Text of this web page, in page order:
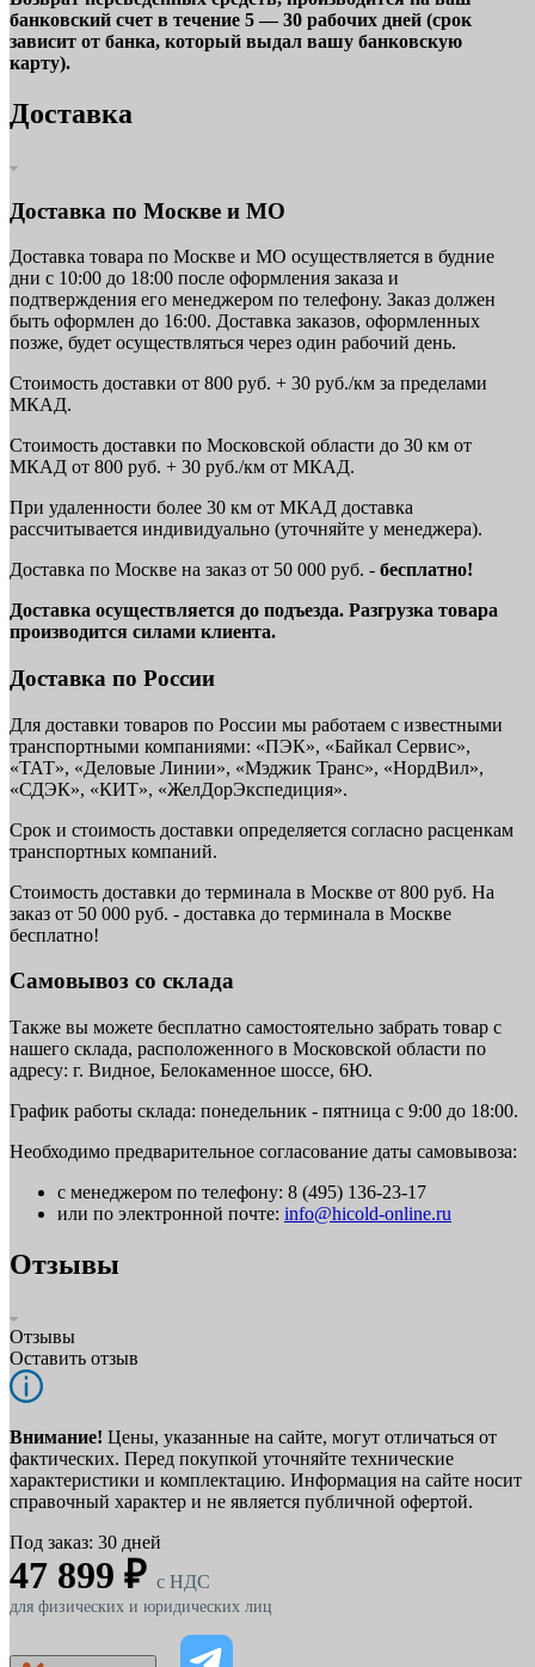
банковский счет в течение 5 — 30 рабочих дней (срок
зависит от банка, который выдал вашу банковскую
карту).
Доставка
Доставка по Москве и МО
Доставка товара по Москве и МО осуществляется в будние
дни с 10:00 до 18:00 после оформления заказа и
подтверждения его менеджером по телефону. Заказ должен
быть оформлен до 16:00. Доставка заказов, оформленных
позже, будет осуществляться через один рабочий день.
Стоимость доставки от 800 руб. + 30 руб./км за пределами
МКАД.
Стоимость доставки по Московской области до 30 км от
МКАД от 800 руб. + 30 руб./км от МКАД.
При удаленности более 30 км от МКАД доставка
рассчитывается индивидуально (уточняйте у менеджера).
Доставка по Москве на заказ от 50 000 руб. - бесплатно!
Доставка осуществляется до подъезда. Разгрузка товара
производится силами клиента.
Доставка по России
Для доставки товаров по России мы работаем с известными
транспортными компаниями: «ПЭК», «Байкал Сервис»,
«ТАТ», «Деловые Линии», «Мэджик Транс», «НордВил»,
«СДЭК», «КИТ», «ЖелДорЭкспедиция».
Срок и стоимость доставки определяется согласно расценкам
транспортных компаний.
Стоимость доставки до терминала в Москве от 800 руб. На
заказ от 50 000 руб. - доставка до терминала в Москве
бесплатно!
Самовывоз со склада
Также вы можете бесплатно самостоятельно забрать товар с
нашего склада, расположенного в Московской области по
адресу: г. Видное, Белокаменное шоссе, 6Ю.
График работы склада: понедельник - пятница с 9:00 до 18:00.
Необходимо предварительное согласование даты самовывоза:
с менеджером по телефону: 8 (495) 136-23-17
или по электронной почте: info@hicold-online.ru
Отзывы
Отзывы
Оставить отзыв
Внимание! Цены, указанные на сайте, могут отличаться от
фактических. Перед покупкой уточняйте технические
характеристики и комплектацию. Информация на сайте носит
справочный характер и не является публичной офертой.
Под заказ: 30 дней
47 899 ₽ c НДС
для физических и юридических лиц